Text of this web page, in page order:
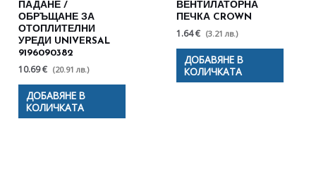
ПАДАНЕ /
ОБРЪЩАНЕ ЗА
ОТОПЛИТЕЛНИ
УРЕДИ UNIVERSAL
9196090382
10.69 € (20.91 лв.)
ДОБАВЯНЕ В
КОЛИЧКАТА
ВЕНТИЛАТОРНА
ПЕЧКА CROWN
1.64 € (3.21 лв.)
ДОБАВЯНЕ В
КОЛИЧКАТА